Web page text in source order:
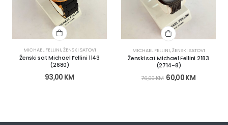
MICHAEL FELLINI,ŽENSKI SATOVI
Ženski sat Michael Fellini 1143
(2680)
93,00 KM
MICHAEL FELLINI,ŽENSKI SATOVI
Ženski sat Michael Fellini 2183
(2714-8)
76,00KM 60,00KM